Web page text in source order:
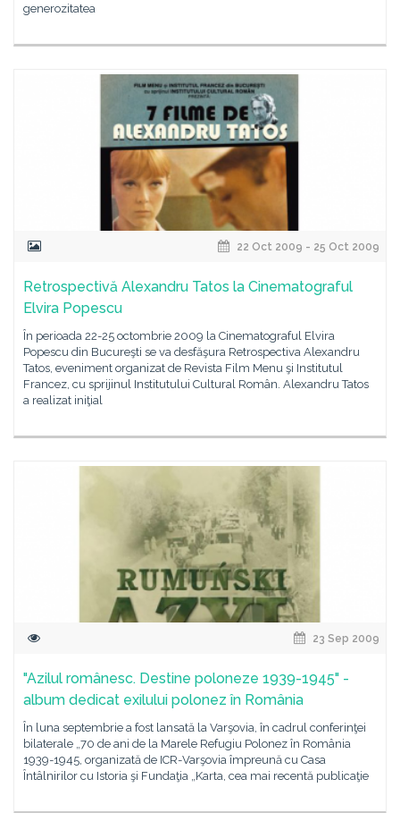
generozitatea
22 Oct 2009 - 25 Oct 2009
Retrospectivă Alexandru Tatos la Cinematograful
Elvira Popescu
În perioada 22-25 octombrie 2009 la Cinematograful Elvira
Popescu din Bucureşti se va desfăşura Retrospectiva Alexandru
Tatos, eveniment organizat de Revista Film Menu şi Institutul
Francez, cu sprijinul Institutului Cultural Român. Alexandru Tatos
a realizat iniţial
23 Sep 2009
"Azilul românesc. Destine poloneze 1939-1945" -
album dedicat exilului polonez în România
În luna septembrie a fost lansată la Varşovia, în cadrul conferinţei
bilaterale „70 de ani de la Marele Refugiu Polonez în România
1939-1945, organizată de ICR-Varşovia împreună cu Casa
Întâlnirilor cu Istoria şi Fundaţia „Karta, cea mai recentă publicaţie